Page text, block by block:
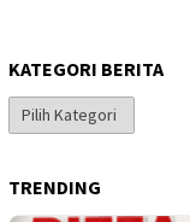
KATEGORI BERITA
Kategori
Berita
TRENDING